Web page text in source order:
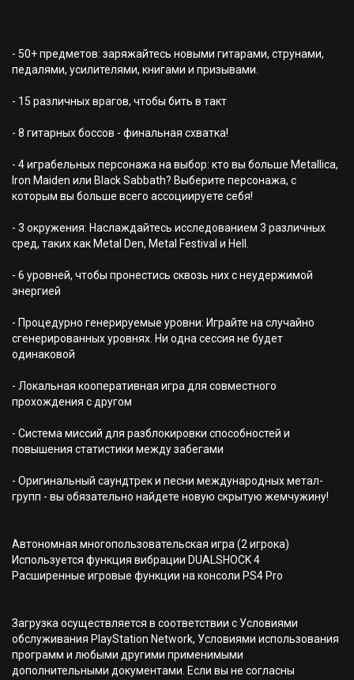
- 50+ предметов: заряжайтесь новыми гитарами, струнами,
педалями, усилителями, книгами и призывами.
- 15 различных врагов, чтобы бить в такт
- 8 гитарных боссов - финальная схватка!
- 4 играбельных персонажа на выбор: кто вы больше Metallica,
Iron Maiden или Black Sabbath? Выберите персонажа, с
которым вы больше всего ассоциируете себя!
- 3 окружения: Наслаждайтесь исследованием 3 различных
сред, таких как Metal Den, Metal Festival и Hell.
- 6 уровней, чтобы пронестись сквозь них с неудержимой
энергией
- Процедурно генерируемые уровни: Играйте на случайно
сгенерированных уровнях. Ни одна сессия не будет
одинаковой
- Локальная кооперативная игра для совместного
прохождения с другом
- Система миссий для разблокировки способностей и
повышения статистики между забегами
- Оригинальный саундтрек и песни международных метал-
групп - вы обязательно найдете новую скрытую жемчужину!
Автономная многопользовательская игра (2 игрока)
Используется функция вибрации DUALSHOCK 4
Расширенные игровые функции на консоли PS4 Pro
Загрузка осуществляется в соответствии с Условиями
обслуживания PlayStation Network, Условиями использования
программ и любыми другими применимыми
дополнительными документами. Если вы не согласны